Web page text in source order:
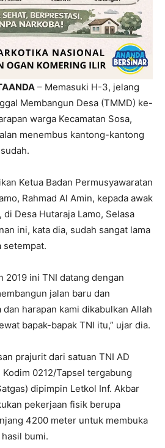
– Memasuki H-3, jelang
Membangun Desa (TMMD) ke-
warga Kecamatan Sosa,
menembus kantong-kantong
Ketua Badan Permusyawaratan
Rahmad Al Amin, kepada awak
Desa Hutaraja Lamo, Selasa
ini, kata dia, sudah sangat lama
setempat.
2019 ini TNI datang dengan
jalan baru dan
dan harapan kami dikabulkan Allah
bapak-bapak TNI itu,” ujar dia.
prajurit dari satuan TNI AD
0212/Tapsel tergabung
dipimpin Letkol Inf. Akbar
pekerjaan fisik berupa
4200 meter untuk membuka
bumi.